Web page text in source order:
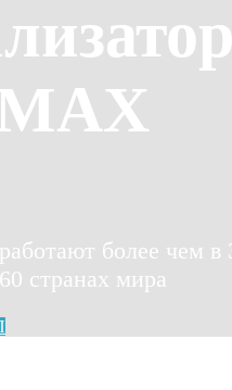
более чем в
странах мира